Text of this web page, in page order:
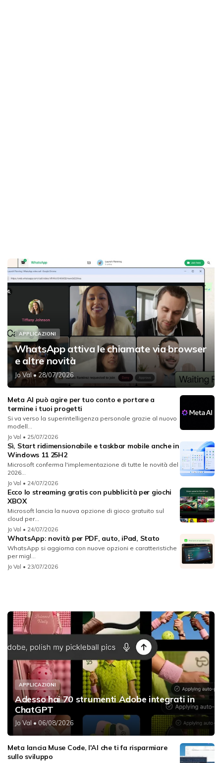
APPLICAZIONI
WhatsApp attiva le chiamate via browser
e altre novità
Jo Val• 28/07/2026
Meta AI può agire per tuo conto e portare a
termine i tuoi progetti
Si va verso la superintelligenza personale grazie al nuovo
modell...
Jo Val • 25/07/2026
Sì, Start ridimensionabile e taskbar mobile anche in
Windows 11 25H2
Microsoft conferma l'implementazione di tutte le novità del
2026...
Jo Val • 24/07/2026
Ecco lo streaming gratis con pubblicità per giochi
XBOX
Microsoft lancia la nuova opzione di gioco gratuito sul
cloud per...
Jo Val • 24/07/2026
WhatsApp: novità per PDF, auto, iPad, Stato
WhatsApp si aggiorna con nuove opzioni e caratteristiche
per migl...
Jo Val • 23/07/2026
APPLICAZIONI
Adesso hai 70 strumenti Adobe integrati in
ChatGPT
Jo Val • 06/08/2026
Meta lancia Muse Code, l'AI che ti fa risparmiare
sullo sviluppo